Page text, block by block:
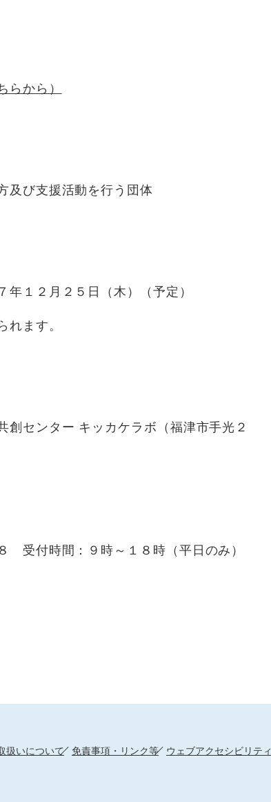
らから）
支援活動を行う団体
２月２５日（木）（予定）
ます。
ター キッカケラボ（福津市手光２
付時間：９時～１８時（平日のみ）
扱いについて 免責事項・リンク等 ウェブアクセシビリティ